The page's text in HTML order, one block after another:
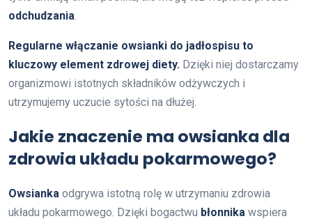
odchudzania
Regularne włączanie owsianki do jadłospisu to
kluczowy element zdrowej diety. Dzięki niej dostarczamy
organizmowi istotnych składników odżywczych i
utrzymujemy uczucie sytości na dłużej.
Jakie znaczenie ma owsianka dla
zdrowia układu pokarmowego?
Owsianka odgrywa istotną rolę w utrzymaniu zdrowia
układu pokarmowego. Dzięki bogactwu błonnika wspiera